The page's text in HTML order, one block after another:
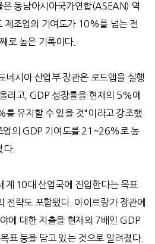
동남아시아국가연합(ASEAN) 역
제조업의 기여도가 10%를 넘는 전
로 높은 기록이다.
네시아 산업부 장관은 로드맵을 실행
리고, GDP 성장률을 현재의 5%에
유지할 수 있을 것"이라고 강조했
업의 GDP 기여도를 21~26%로 높
다.
계 10대 산업국에 진입한다는 목표
전략도 포함됐다. 아이르랑가 장관에
에 대한 지출을 현재의 7배인 GDP
표 등을 담고 있는 것으로 알려졌다.